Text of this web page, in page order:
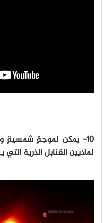
10- يمكن لموجةٍ شمسيةٍ
لملايين القنابل الذرية التي يبلغ